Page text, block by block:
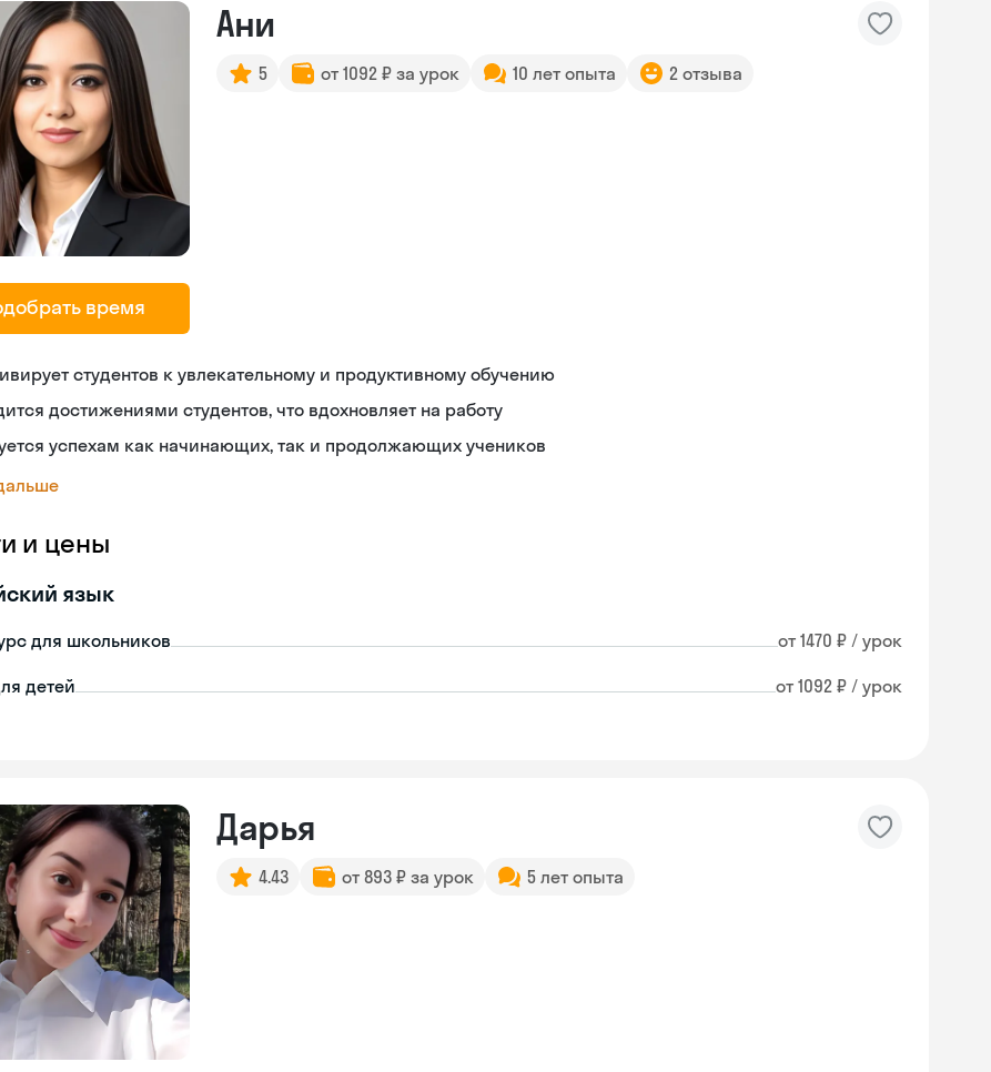
время
Ани
5 от 1092 ₽ за урок 10 лет опыта 2 отзыва
студентов к увлекательному и продуктивному обучению
достижениями студентов, что вдохновляет на работу
успехам как начинающих, так и продолжающих учеников
и цены
язык
для школьников от 1470 ₽ / урок
детей от 1092 ₽ / урок
Дарья
4.43 от 893 ₽ за урок 5 лет опыта